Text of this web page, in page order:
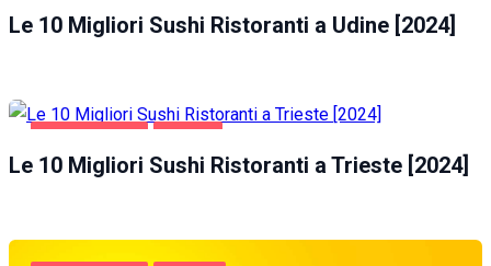
Le 10 Migliori Sushi Ristoranti a Udine [2024]
Le 10 Migliori Sushi Ristoranti a Trieste [2024]